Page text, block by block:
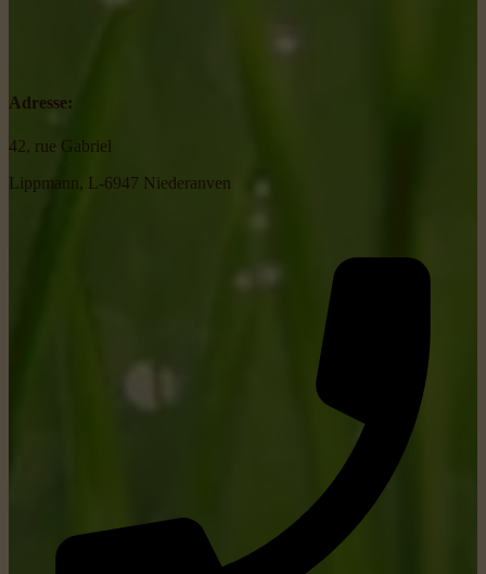
Adresse:
42, rue Gabriel
Lippmann, L-6947 Niederanven